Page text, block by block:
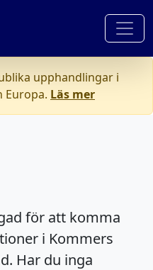
upphandlingar i
Europa. Läs mer
för att komma
i Kommers
Har du inga